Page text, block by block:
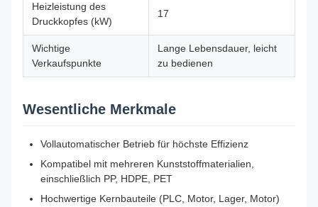
Heizleistung des
Druckkopfes (kW)
17
Wichtige
Verkaufspunkte
Lange Lebensdauer, leicht
zu bedienen
Wesentliche Merkmale
Vollautomatischer Betrieb für höchste Effizienz
Kompatibel mit mehreren Kunststoffmaterialien,
einschließlich PP, HDPE, PET
Hochwertige Kernbauteile (PLC, Motor, Lager, Motor)